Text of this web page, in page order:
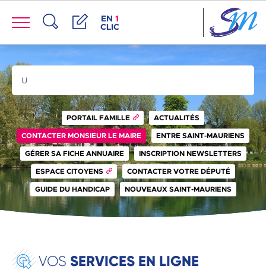
Menu ACCÈS DE LA FENÊTRE DES
EN 1
CLIC
Rechercher sur le site
PORTAIL FAMILLE
ACTUALITÉS
CONTACTER MONSIEUR LE MAIRE
ENTRE SAINT-MAURIENS
GÉRER SA FICHE ANNUAIRE
INSCRIPTION NEWSLETTERS
ESPACE CITOYENS
CONTACTER VOTRE DÉPUTÉ
GUIDE DU HANDICAP
NOUVEAUX SAINT-MAURIENS
VOS SERVICES EN LIGNE
Panneau de gestion des cookies